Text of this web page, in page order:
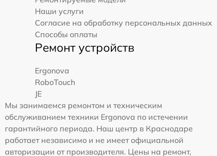
Наши услуги
Согласие на обработку персональных данных
Способы оплаты
Ремонт устройств
Ergonova
RoboTouch
JE
Мы занимаемся ремонтом и техническим
обслуживанием техники Ergonova по истечении
гарантийного периода. Наш центр в Краснодаре
работает независимо и не имеет официальной
авторизации от производителя. Цены на ремонт,